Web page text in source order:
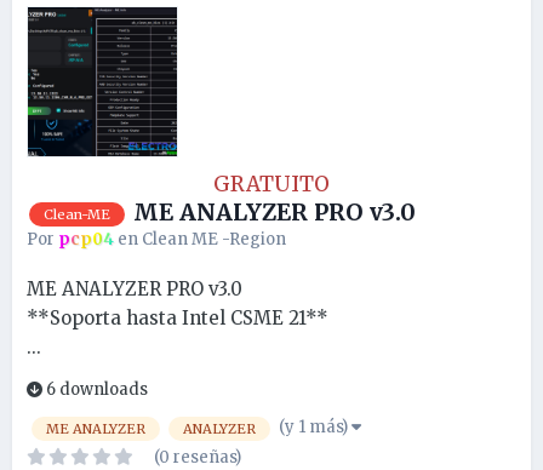
GRATUITO
Clean-ME ME ANALYZER PRO v3.0
Por pcp04 en Clean ME -Region
ME ANALYZER PRO v3.0
**Soporta hasta Intel CSME 21**
...
6 downloads
ME ANALYZER ANALYZER
(y 1 más)
(0 reseñas)